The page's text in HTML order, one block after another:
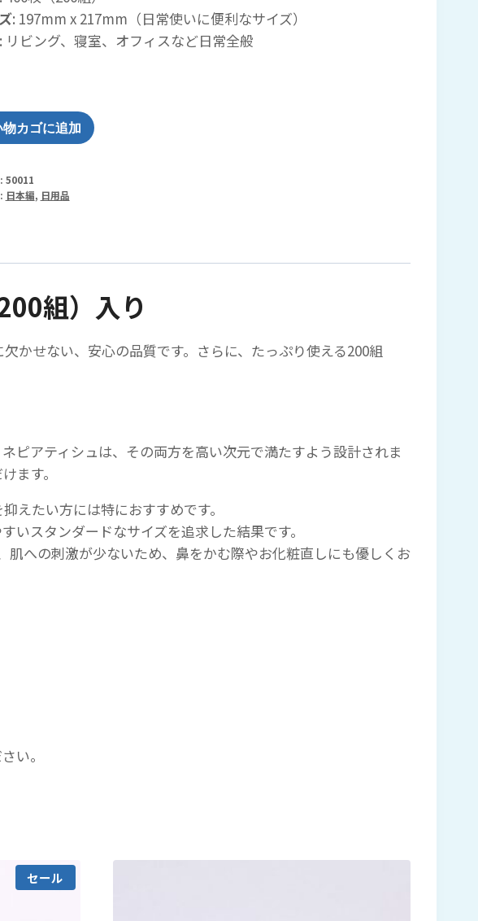
: 197mm x 217mm（日常使いに便利なサイズ）
: リビング、寝室、オフィスなど日常全般
物カゴに追加
50011
日本編, 日用品
組）入り
かせない、安心の品質です。さらに、たっぷり使える200組
ピアティシュは、その両方を高い次元で満たすよう設計されま
ます。
えたい方には特におすすめです。
スタンダードなサイズを追求した結果です。
への刺激が少ないため、鼻をかむ際やお化粧直しにも優しくお
い。
セール